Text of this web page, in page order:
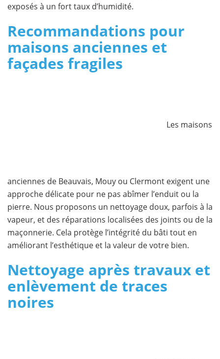
exposés à un fort taux d’humidité.
Recommandations pour
maisons anciennes et
façades fragiles
Les maisons
anciennes de Beauvais, Mouy ou Clermont exigent une
approche délicate pour ne pas abîmer l’enduit ou la
pierre. Nous proposons un nettoyage doux, parfois à la
vapeur, et des réparations localisées des joints ou de la
maçonnerie. Cela protège l’intégrité du bâti tout en
améliorant l’esthétique et la valeur de votre bien.
Nettoyage après travaux et
enlèvement de traces
noires